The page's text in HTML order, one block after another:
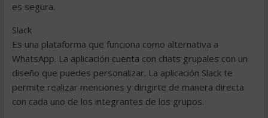
es segura.
Slack
Es una plataforma que funciona como alternativa a
WhatsApp. La aplicación cuenta con chats grupales con un
diseño que puedes personalizar. La aplicación Slack te
permite realizar menciones y dirigirte de manera directa
con cada uno de los integrantes de los grupos.